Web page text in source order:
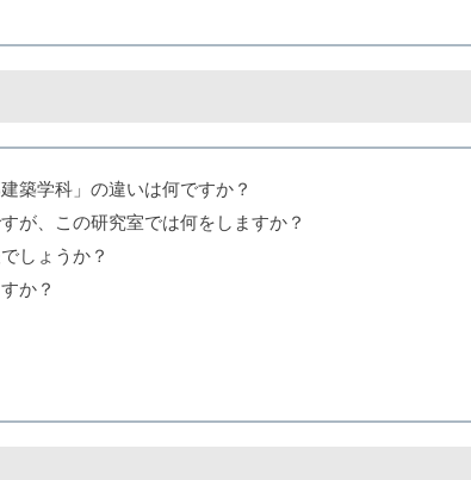
築学科」の違いは何ですか？
が、この研究室では何をしますか？
しょうか？
か？